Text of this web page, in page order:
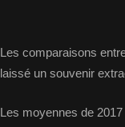
Les comparaisons
laissé un souvenir
Les moyennes de